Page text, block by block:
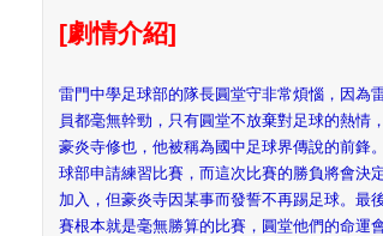
[劇情介紹]
雷門中學足球部的隊長圓堂守非常煩惱，因為
員都毫無幹勁，只有圓堂不放棄對足球的熱情
豪炎寺修也，他被稱為國中足球界傳說的前鋒
球部申請練習比賽，而這次比賽的勝負將會決
加入，但豪炎寺因某事而發誓不再踢足球。最
賽根本就是毫無勝算的比賽，圓堂他們的命運